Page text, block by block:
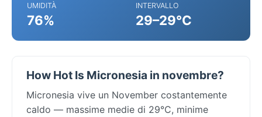
UMIDITÀ
76%
INTERVALLO
29–29°C
How Hot Is Micronesia in novembre?
Micronesia vive un November costantemente
caldo — massime medie di 29°C, minime